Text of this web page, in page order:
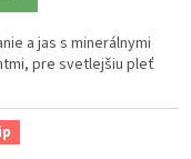
a jas s minerálnymi
pre svetlejšiu pleť